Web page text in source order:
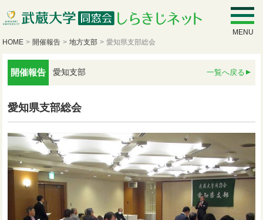
MENU
HOME > 開催報告 > 地方支部 > 愛知県支部総会
開催報告 愛知支部 一覧へ戻る
愛知県支部総会